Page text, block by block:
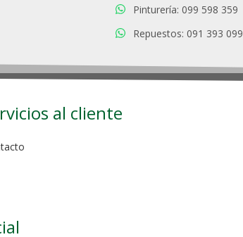
Pinturería: 099 598 359
Repuestos: 091 393 099
al cliente